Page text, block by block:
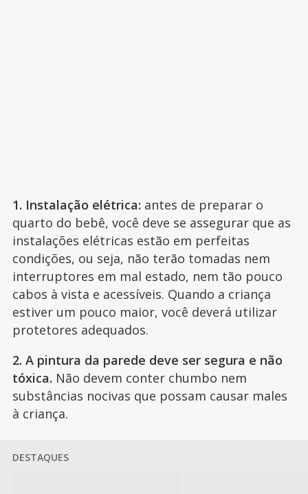
1. Instalação elétrica: antes de preparar o
quarto do bebê, você deve se assegurar que as
instalações elétricas estão em perfeitas
condições, ou seja, não terão tomadas nem
interruptores em mal estado, nem tão pouco
cabos à vista e acessíveis. Quando a criança
estiver um pouco maior, você deverá utilizar
protetores adequados.
2. A pintura da parede deve ser segura e não
tóxica. Não devem conter chumbo nem
substâncias nocivas que possam causar males
à criança.
DESTAQUES